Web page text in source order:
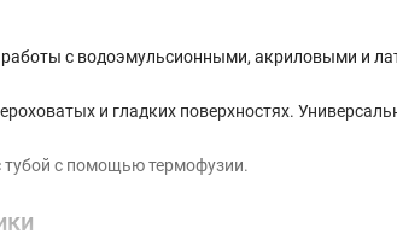
с водоэмульсионными, акриловыми и
и гладких поверхностях.
тубой с помощью термофузии.